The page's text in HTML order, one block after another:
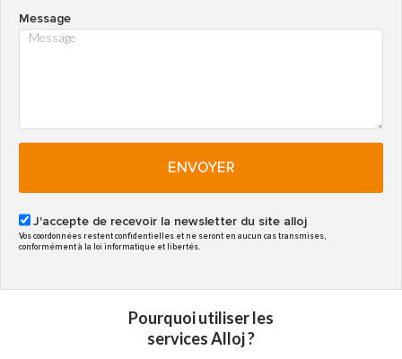
Message
ENVOYER
J'accepte de recevoir la newsletter du site alloj
Vos coordonnées restent confidentielles et ne seront en aucun cas transmises,
conformément à la loi informatique et libertés.
Pourquoi utiliser les
services Alloj ?